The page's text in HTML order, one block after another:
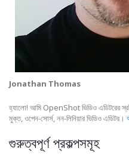
Jonathan Thomas
হ্যালো! আমি OpenShot ভিডিও এডিটরের
মুক্ত, ওপেন-সোর্স, নন-লিনিয়ার ভিডিও এডিটর।
গুরুত্বপূর্ণ প্রকল্পসমূহ